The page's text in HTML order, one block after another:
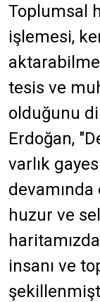
Toplumsal
işlemesi,
tesis ve
olduğunu
Erdoğan,
varlık
huzur ve
insanı ve